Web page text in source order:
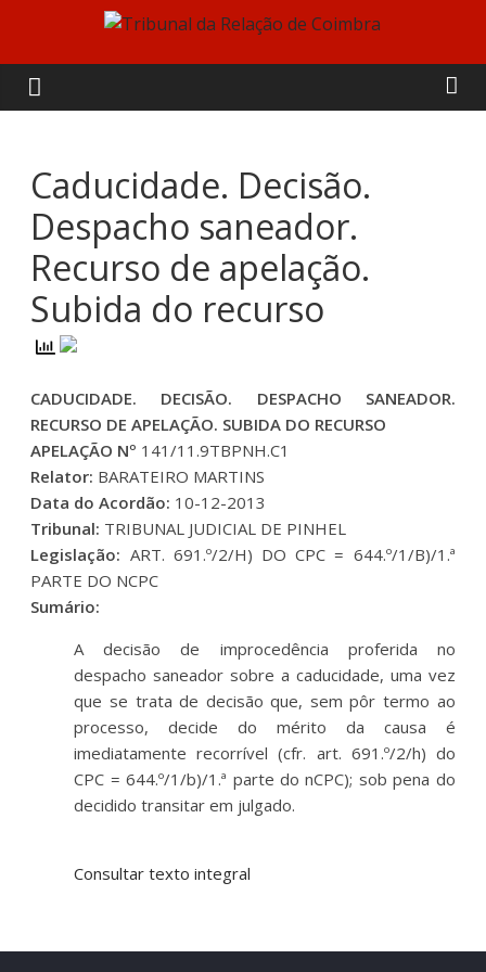
content
Tribunal
da
Relação
de
Coimbra
Caducidade. Decisão.
Despacho saneador.
Recurso de apelação.
Subida do recurso
CADUCIDADE. DECISÃO. DESPACHO SANEADOR.
RECURSO DE APELAÇÃO. SUBIDA DO RECURSO
APELAÇÃO Nº 141/11.9TBPNH.C1
Relator: BARATEIRO MARTINS
Data do Acordão: 10-12-2013
Tribunal: TRIBUNAL JUDICIAL DE PINHEL
Legislação: ART. 691.º/2/H) DO CPC = 644.º/1/B)/1.ª
PARTE DO NCPC
Sumário:
A decisão de improcedência proferida no
despacho saneador sobre a caducidade, uma vez
que se trata de decisão que, sem pôr termo ao
processo, decide do mérito da causa é
imediatamente recorrível (cfr. art. 691.º/2/h) do
CPC = 644.º/1/b)/1.ª parte do nCPC); sob pena do
decidido transitar em julgado.
Consultar texto integral